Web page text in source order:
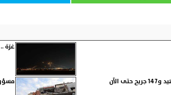
غزة